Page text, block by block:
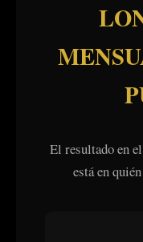
El resultado en
está en